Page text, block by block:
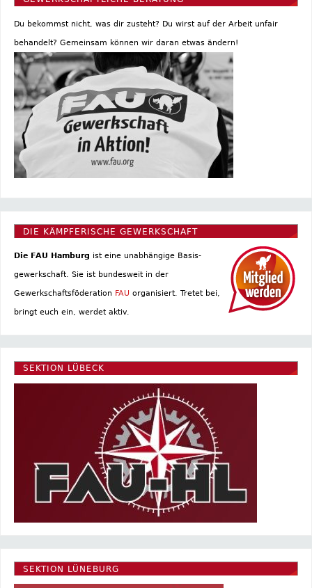
Du bekommst nicht, was dir zusteht? Du wirst auf der Arbeit unfair
behandelt? Gemeinsam können wir daran etwas ändern!
DIE KÄMPFERISCHE GEWERKSCHAFT
Die FAU Hamburg ist eine un­abhängige Basis­
gewerkschaft. Sie ist bundesweit in der
Gewerkschaftsföderation FAU organisiert. Tretet bei,
bringt euch ein, werdet aktiv.
SEKTION LÜBECK
SEKTION LÜNEBURG